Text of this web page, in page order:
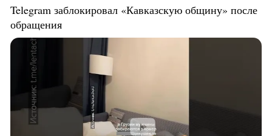
Telegram заблокировал «Кавказскую общину» после
обращения